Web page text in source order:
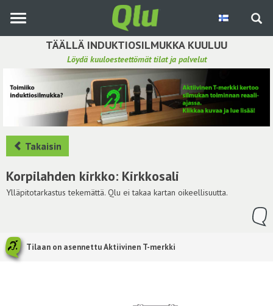
pääsisältöön
TÄÄLLÄ INDUKTIOSILMUKKA KUULUU
Löydä kuuloesteettömät tilat ja palvelut
Etsi induktiosilmukka
Tee ehdotus ja vaikuta kuulemiskokemukseen
Hae ehdotuksia
Käyttöohje
Yhteydenottopyyntö
Takaisin
Korpilahden kirkko: Kirkkosali
Ylläpitotarkastus tekemättä. Qlu ei takaa kartan oikeellisuutta.
Tilaan on asennettu Aktiivinen T-merkki